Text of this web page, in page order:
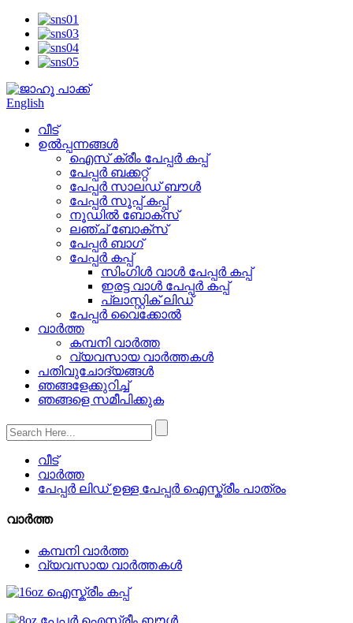
English
വീട്
ഉൽപ്പന്നങ്ങൾ
ഐസ് ക്രീം പേപ്പർ കപ്പ്
പേപ്പർ ബക്കറ്റ്
പേപ്പർ സാലഡ് ബൗൾ
പേപ്പർ സൂപ്പ് കപ്പ്
നൂഡിൽ ബോക്സ്
ലഞ്ച് ബോക്സ്
പേപ്പർ ബാഗ്
പേപ്പർ കപ്പ്
സിംഗിൾ വാൾ പേപ്പർ കപ്പ്
ഇരട്ട വാൾ പേപ്പർ കപ്പ്
പ്ലാസ്റ്റിക് ലിഡ്
പേപ്പർ വൈക്കോൽ
വാർത്ത
കമ്പനി വാർത്ത
വ്യവസായ വാർത്തകൾ
പതിവുചോദ്യങ്ങൾ
ഞങ്ങളേക്കുറിച്ച്
ഞങ്ങളെ സമീപിക്കുക
വീട്
വാർത്ത
പേപ്പർ ലിഡ് ഉള്ള പേപ്പർ ഐസ്ക്രീം പാത്രം
വാർത്ത
കമ്പനി വാർത്ത
വ്യവസായ വാർത്തകൾ